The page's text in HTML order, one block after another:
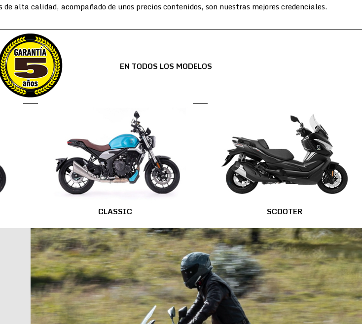
alta calidad, acompañado de unos precios contenidos, son nuestras mejores credenciales.
EN TODOS LOS MODELOS
CLASSIC SCOOTER